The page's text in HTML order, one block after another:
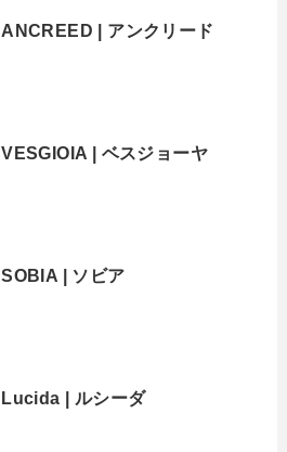
ANCREED | アンクリード
VESGIOIA | ベスジョーヤ
SOBIA | ソビア
Lucida | ルシーダ